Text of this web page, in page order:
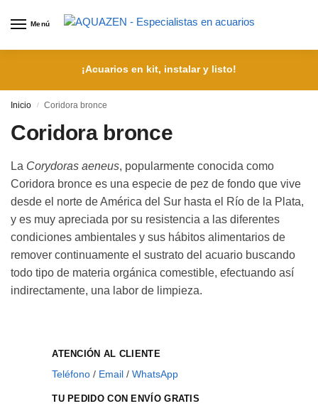
Menú
¡Acuarios en kit, instalar y listo!
Inicio / Coridora bronce
Coridora bronce
La Corydoras aeneus, popularmente conocida como
Coridora bronce es una especie de pez de fondo que vive
desde el norte de América del Sur hasta el Río de la Plata,
y es muy apreciada por su resistencia a las diferentes
condiciones ambientales y sus hábitos alimentarios de
remover continuamente el sustrato del acuario buscando
todo tipo de materia orgánica comestible, efectuando así
indirectamente, una labor de limpieza.
ATENCIÓN AL CLIENTE
Teléfono / Email /WhatsApp
TU PEDIDO CON ENVÍO GRATIS